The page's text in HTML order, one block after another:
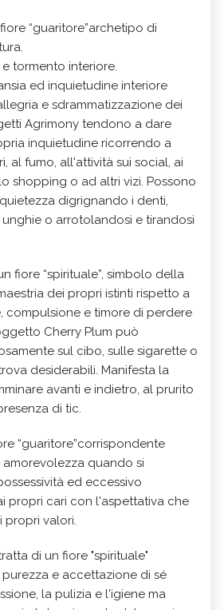
“guaritore”archetipo di
tormento interiore.
ed inquietudine interiore
e sdrammatizzazione dei
Agrimony tendono a dare
inquietudine ricorrendo a
al fumo, all'attività sui social, ai
shopping o ad altri vizi. Possono
digrignando i denti,
o arrotolandosi e tirandosi
fiore “spirituale”, simbolo della
dei propri istinti rispetto a
compulsione e timore di perdere
Cherry Plum può
sul cibo, sulle sigarette o
desiderabili. Manifesta la
avanti e indietro, al prurito
di tic.
“guaritore”corrispondente
quando si
ed eccessivo
propri cari con l'aspettativa che
propri valori.
di un fiore "spirituale"
e accettazione di sé
la pulizia e l'igiene ma